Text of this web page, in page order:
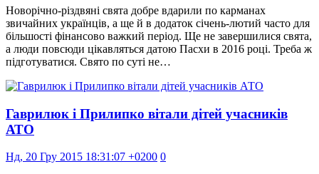
Новорічно-різдвяні свята добре вдарили по карманах
звичайних українців, а ще й в додаток січень-лютий часто для
більшості фінансово важкий період. Ще не завершилися свята,
а люди повсюди цікавляться датою Пасхи в 2016 році. Треба ж
підготуватися. Свято по суті не…
Гаврилюк і Прилипко вітали дітей учасників
АТО
Нд, 20 Гру 2015 18:31:07 +0200 0